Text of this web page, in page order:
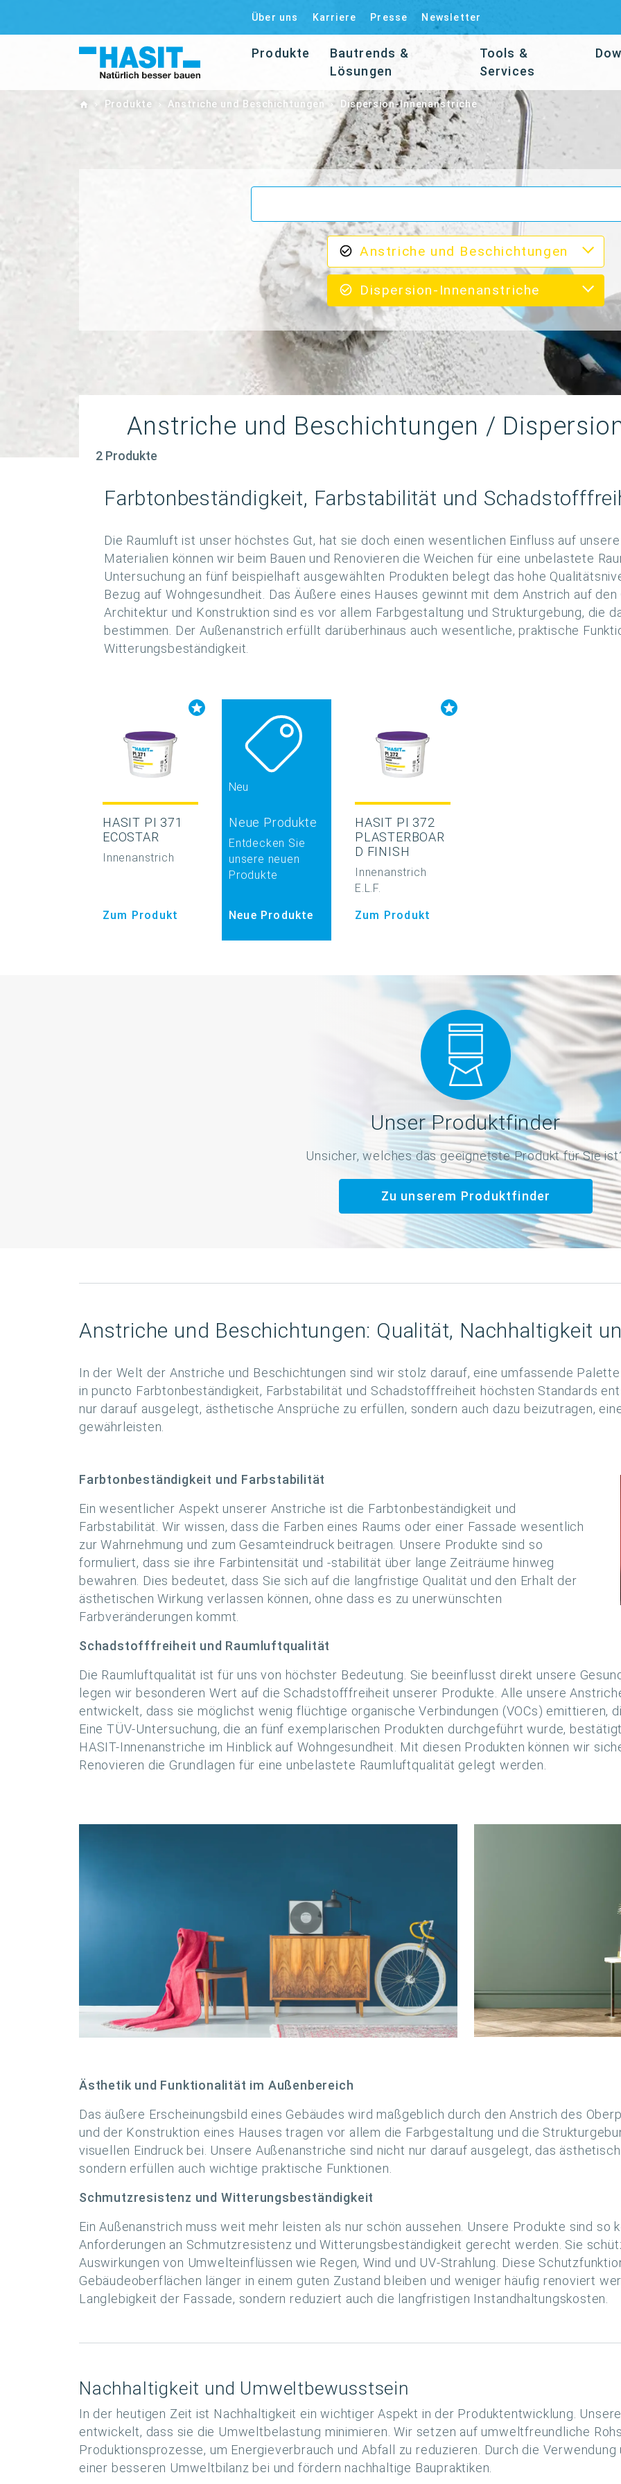
Über uns Karriere Presse Newsletter
Produkte
Bautrends &
Lösungen
Tools &
Services
HomeProdukte Anstriche und Beschichtungen Dispersion-Innenanstriche
Anstriche und Beschichtungen
Dispersion-Innenanstriche
Anstriche und Beschichtungen /
2 Produkte
Farbtonbeständigkeit, Farbstabilität und
Die Raumluft ist unser höchstes Gut, hat sie doch einen wesentlichen Einfluss auf
Materialien können wir beim Bauen und Renovieren die Weichen für eine unbelastete
Untersuchung an fünf beispielhaft ausgewählten Produkten belegt das hohe
Bezug auf Wohngesundheit. Das Äußere eines Hauses gewinnt mit dem Anstrich auf
Architektur und Konstruktion sind es vor allem Farbgestaltung und Strukturgebung, die
bestimmen. Der Außenanstrich erfüllt darüberhinaus auch wesentliche, praktische
Witterungsbeständigkeit.
HASIT PI 371
ECOSTAR
Innenanstrich
Zum Produkt
Neu
Neue Produkte
Entdecken Sie
unsere neuen
Produkte
Neue Produkte
HASIT PI 372
PLASTERBOAR
D FINISH
Innenanstrich
E.L.F.
Zum Produkt
Unser Produktfinder
Unsicher, welches das geeignetste Produkt für Sie
Zu unserem Produktfinder
Anstriche und Beschichtungen: Qualität, Nachhaltigkeit
In der Welt der Anstriche und Beschichtungen sind wir stolz darauf, eine umfassende
in puncto Farbtonbeständigkeit, Farbstabilität und Schadstofffreiheit höchsten Standards
nur darauf ausgelegt, ästhetische Ansprüche zu erfüllen, sondern auch dazu beizutragen,
gewährleisten.
Farbtonbeständigkeit und Farbstabilität
Ein wesentlicher Aspekt unserer Anstriche ist die Farbtonbeständigkeit und
Farbstabilität. Wir wissen, dass die Farben eines Raums oder einer Fassade wesentlich
zur Wahrnehmung und zum Gesamteindruck beitragen. Unsere Produkte sind so
formuliert, dass sie ihre Farbintensität und -stabilität über lange Zeiträume hinweg
bewahren. Dies bedeutet, dass Sie sich auf die langfristige Qualität und den Erhalt der
ästhetischen Wirkung verlassen können, ohne dass es zu unerwünschten
Farbveränderungen kommt.
Schadstofffreiheit und Raumluftqualität
Die Raumluftqualität ist für uns von höchster Bedeutung. Sie beeinflusst direkt unsere
legen wir besonderen Wert auf die Schadstofffreiheit unserer Produkte. Alle unsere
entwickelt, dass sie möglichst wenig flüchtige organische Verbindungen (VOCs) emittieren,
Eine TÜV-Untersuchung, die an fünf exemplarischen Produkten durchgeführt wurde,
HASIT-Innenanstriche im Hinblick auf Wohngesundheit. Mit diesen Produkten können wir
Renovieren die Grundlagen für eine unbelastete Raumluftqualität gelegt werden.
Ästhetik und Funktionalität im Außenbereich
Das äußere Erscheinungsbild eines Gebäudes wird maßgeblich durch den Anstrich des
und der Konstruktion eines Hauses tragen vor allem die Farbgestaltung und die
visuellen Eindruck bei. Unsere Außenanstriche sind nicht nur darauf ausgelegt, das
sondern erfüllen auch wichtige praktische Funktionen.
Schmutzresistenz und Witterungsbeständigkeit
Ein Außenanstrich muss weit mehr leisten als nur schön aussehen. Unsere Produkte sind so
Anforderungen an Schmutzresistenz und Witterungsbeständigkeit gerecht werden. Sie
Auswirkungen von Umwelteinflüssen wie Regen, Wind und UV-Strahlung. Diese
Gebäudeoberflächen länger in einem guten Zustand bleiben und weniger häufig renoviert
Langlebigkeit der Fassade, sondern reduziert auch die langfristigen Instandhaltungskosten.
Nachhaltigkeit und Umweltbewusstsein
In der heutigen Zeit ist Nachhaltigkeit ein wichtiger Aspekt in der Produktentwicklung.
entwickelt, dass sie die Umweltbelastung minimieren. Wir setzen auf umweltfreundliche
Produktionsprozesse, um Energieverbrauch und Abfall zu reduzieren. Durch die
einer besseren Umweltbilanz bei und fördern nachhaltige Baupraktiken.